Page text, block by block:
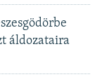
áldozataira